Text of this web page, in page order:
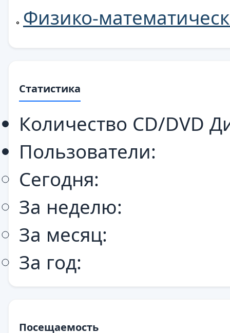
Физико-
Статистика
Количество CD/DVD
Пользователи:
Сегодня:
За неделю:
За месяц:
За год:
Посещаемость